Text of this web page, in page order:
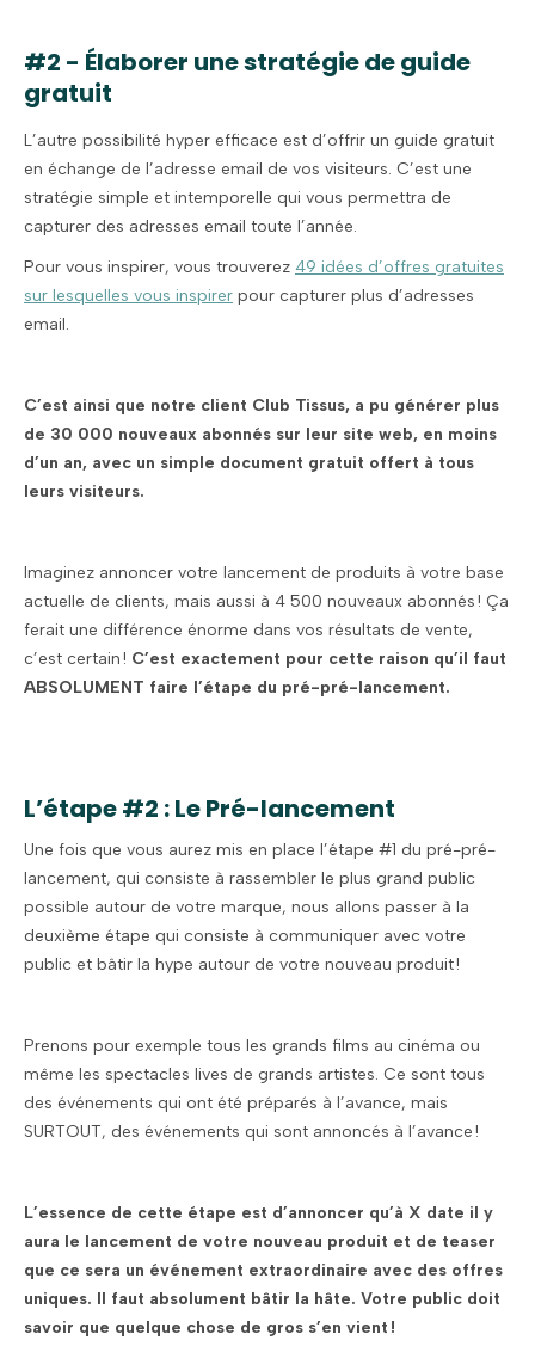
#2 - Élaborer une stratégie de guide
gratuit
L’autre possibilité hyper efficace est d’offrir un guide gratuit
en échange de l’adresse email de vos visiteurs. C’est une
stratégie simple et intemporelle qui vous permettra de
capturer des adresses email toute l’année.
Pour vous inspirer, vous trouverez 49 idées d’offres gratuites
sur lesquelles vous inspirer pour capturer plus d’adresses
email.
C’est ainsi que notre client Club Tissus, a pu générer plus
de 30 000 nouveaux abonnés sur leur site web, en moins
d’un an, avec un simple document gratuit offert à tous
leurs visiteurs.
Imaginez annoncer votre lancement de produits à votre base
actuelle de clients, mais aussi à 4 500 nouveaux abonnés ! Ça
ferait une différence énorme dans vos résultats de vente,
c’est certain ! C’est exactement pour cette raison qu’il faut
ABSOLUMENT faire l’étape du pré-pré-lancement.
L’étape #2 : Le Pré-lancement
Une fois que vous aurez mis en place l’étape #1 du pré-pré-
lancement, qui consiste à rassembler le plus grand public
possible autour de votre marque, nous allons passer à la
deuxième étape qui consiste à communiquer avec votre
public et bâtir la hype autour de votre nouveau produit !
Prenons pour exemple tous les grands films au cinéma ou
même les spectacles lives de grands artistes. Ce sont tous
des événements qui ont été préparés à l’avance, mais
SURTOUT, des événements qui sont annoncés à l’avance !
L’essence de cette étape est d’annoncer qu’à X date il y
aura le lancement de votre nouveau produit et de teaser
que ce sera un événement extraordinaire avec des offres
uniques. Il faut absolument bâtir la hâte. Votre public doit
savoir que quelque chose de gros s’en vient !